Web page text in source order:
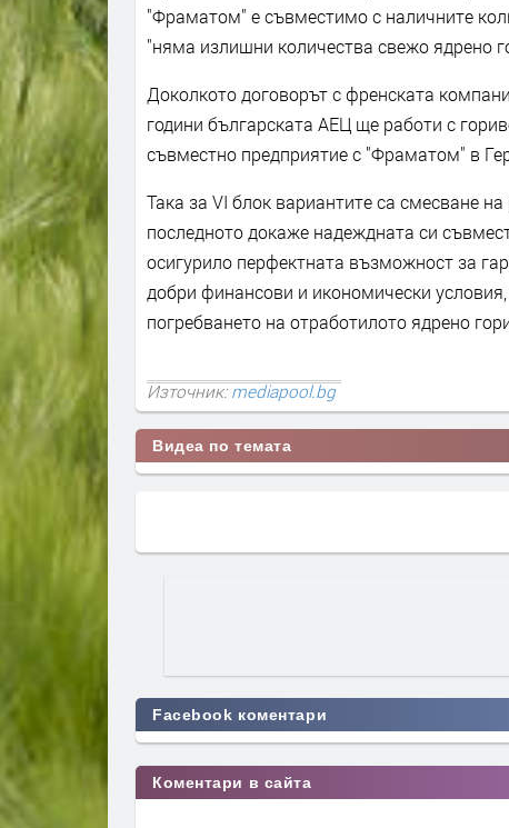
"Фраматом" е съвместимо с наличните
"няма излишни количества свежо ядрено
Доколкото договорът с френската
години българската АЕЦ ще работи с
съвместно предприятие с "Фраматом" в
Така за VІ блок вариантите са смесване
последното докаже надеждната си
осигурило перфектната възможност за
добри финансови и икономически
погребването на отработилото ядрено
Източник:mediapool.bg
Видеа по темата
Facebook коментари
Коментари в сайта